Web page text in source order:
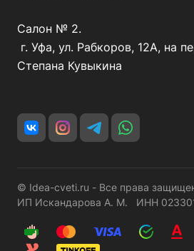
Салон № 2.
г. Уфа, ул. Рабкоров, 12А, на
Степана Кувыкина
© Idea-cveti.ru - Все права
ИП Искандарова А. М. ИНН